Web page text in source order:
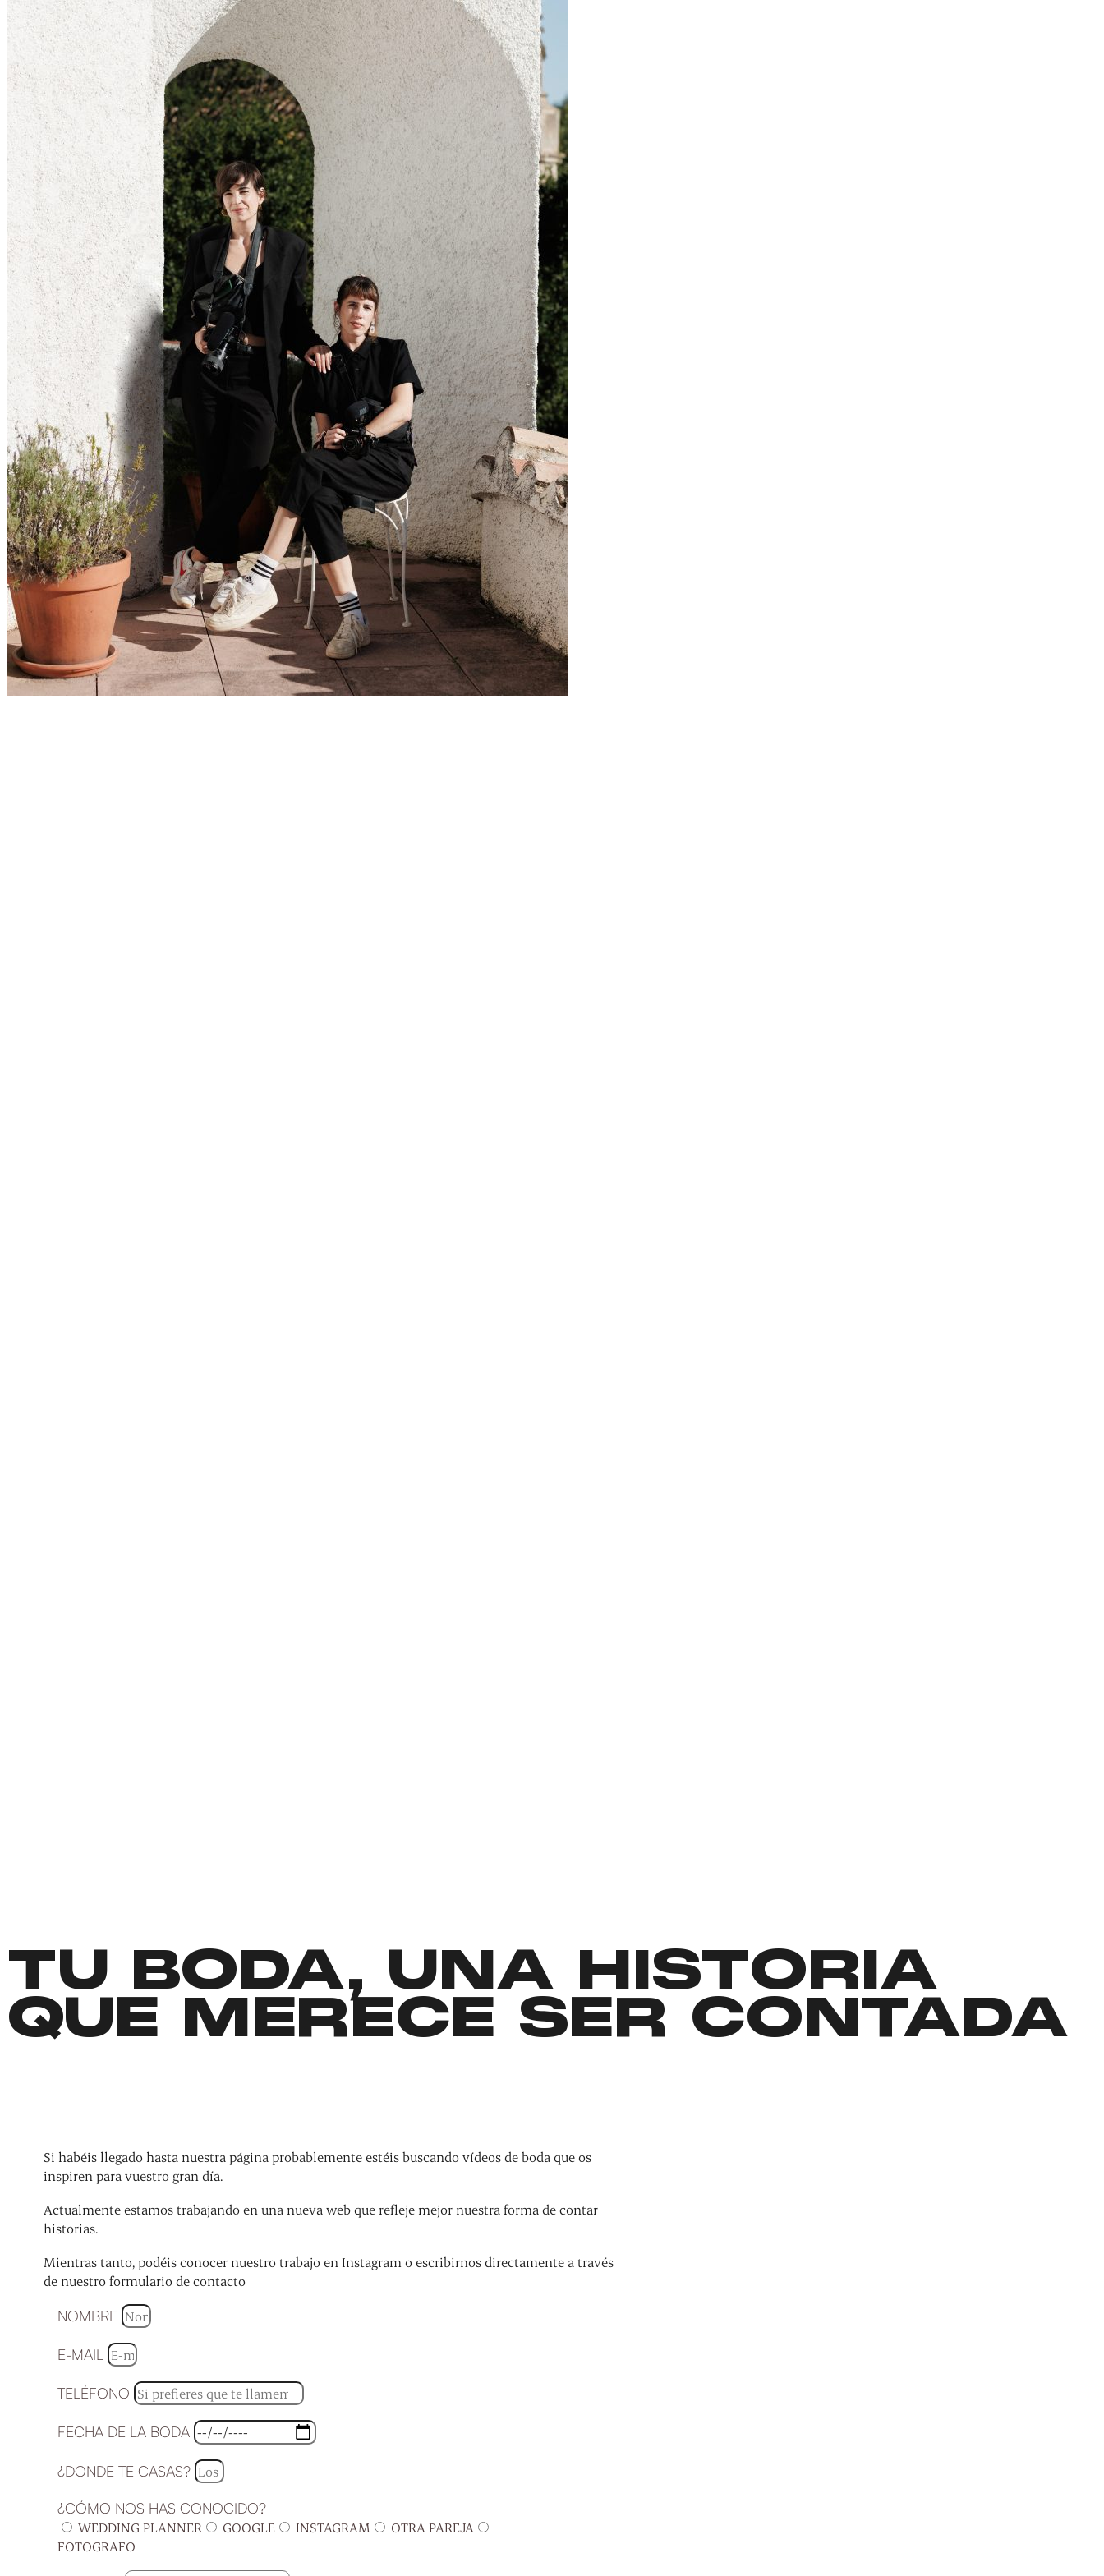
TU BODA, UNA HISTORIA
QUE MERECE SER CONTADA
Si habéis llegado hasta nuestra página probablemente estéis buscando vídeos de boda que os
inspiren para vuestro gran día.
Actualmente estamos trabajando en una nueva web que refleje mejor nuestra forma de contar
historias.
Mientras tanto, podéis conocer nuestro trabajo en Instagram o escribirnos directamente a través
de nuestro formulario de contacto
NOMBRE
E-MAIL
TELÉFONO
FECHA DE LA BODA
¿DONDE TE CASAS?
¿CÓMO NOS HAS CONOCIDO?
WEDDING PLANNER GOOGLE INSTAGRAM
OTRA PAREJA
FOTOGRAFO